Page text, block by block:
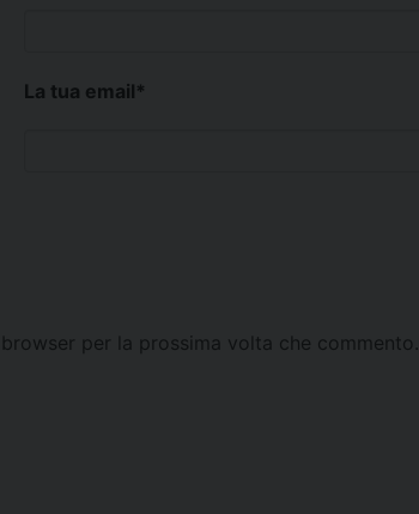
La tua email*
per la prossima volta che commento.